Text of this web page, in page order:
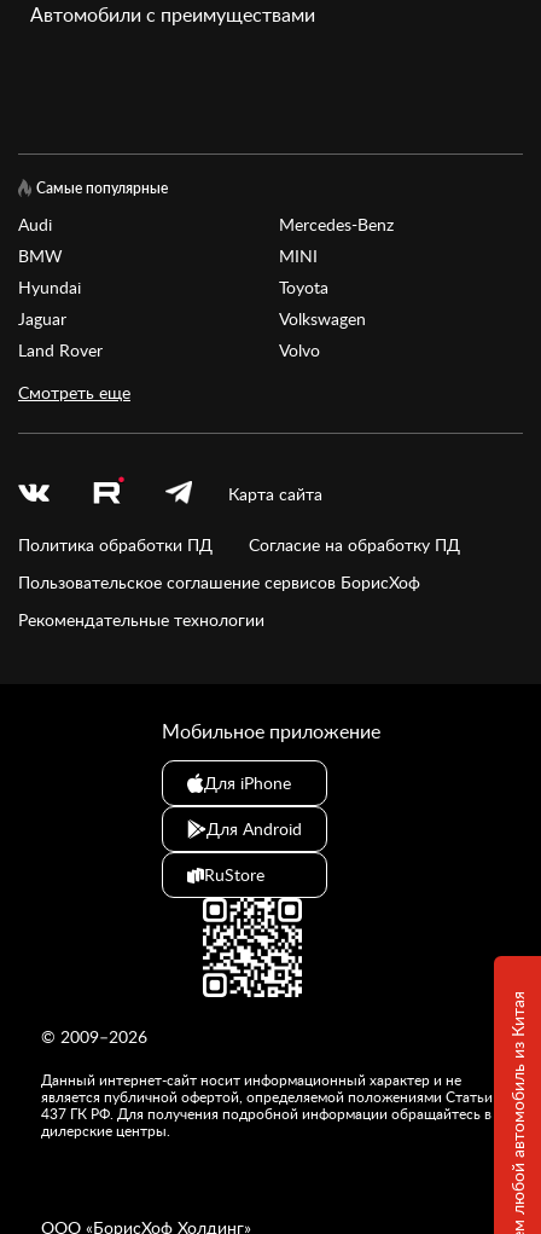
Привезем любой автомобиль из Китая
Автомобили с преимуществами
Самые популярные
Audi
BMW
Hyundai
Jaguar
Land Rover
Mercedes-Benz
MINI
Toyota
Volkswagen
Volvo
Смотреть еще
Карта сайта
Политика обработки ПД
Согласие на обработку ПД
Пользовательское соглашение сервисов БорисХоф
Рекомендательные технологии
© 2009–2026
Данный интернет-сайт носит информационный характер и не
является публичной офертой, определяемой положениями Статьи
437 ГК РФ. Для получения подробной информации обращайтесь в
дилерские центры.
ООО «БорисХоф Холдинг»
Мобильное приложение
Для iPhone
Для Android
RuStore